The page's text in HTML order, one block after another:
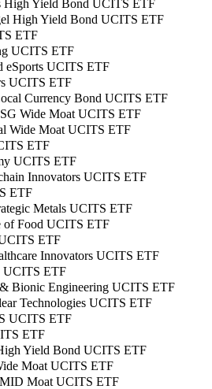
High Yield Bond UCITS ETF
High Yield Bond UCITS ETF
ETF
UCITS ETF
eSports UCITS ETF
UCITS ETF
Currency Bond UCITS ETF
Wide Moat UCITS ETF
Wide Moat UCITS ETF
ETF
UCITS ETF
Innovators UCITS ETF
ETF
Metals UCITS ETF
of Food UCITS ETF
ETF
Innovators UCITS ETF
UCITS ETF
Bionic Engineering UCITS ETF
Technologies UCITS ETF
UCITS ETF
ETF
Yield Bond UCITS ETF
Moat UCITS ETF
Moat UCITS ETF